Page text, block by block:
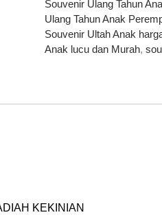
Souvenir Ulang Tahun
Ulang Tahun Anak
Souvenir Ultah Anak
Anak lucu dan Murah,
KEKINIAN